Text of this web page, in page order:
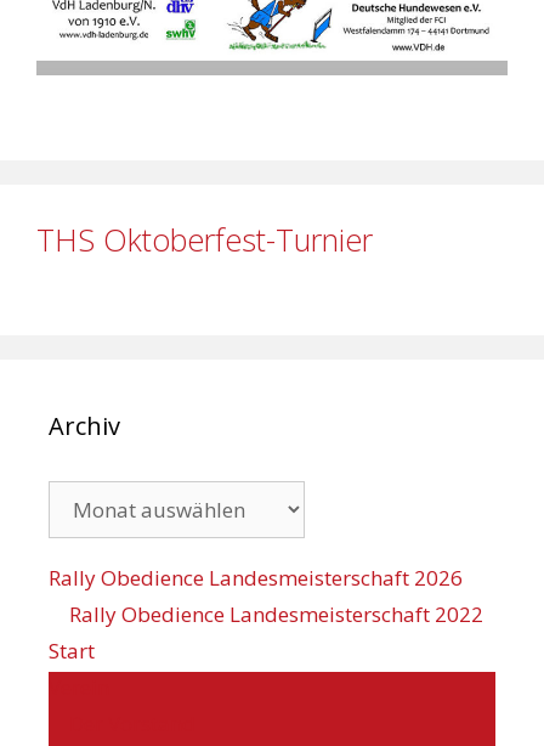
THS Oktoberfest-Turnier
Archiv
Rally Obedience Landesmeisterschaft 2026
Rally Obedience Landesmeisterschaft 2022
Start